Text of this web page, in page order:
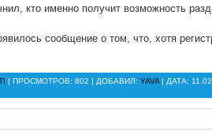
кто именно получит возможность
сообщение о том, что, хотя
| ПРОСМОТРОВ: 802 | ДОБАВИЛ: YAVA | ДАТА: